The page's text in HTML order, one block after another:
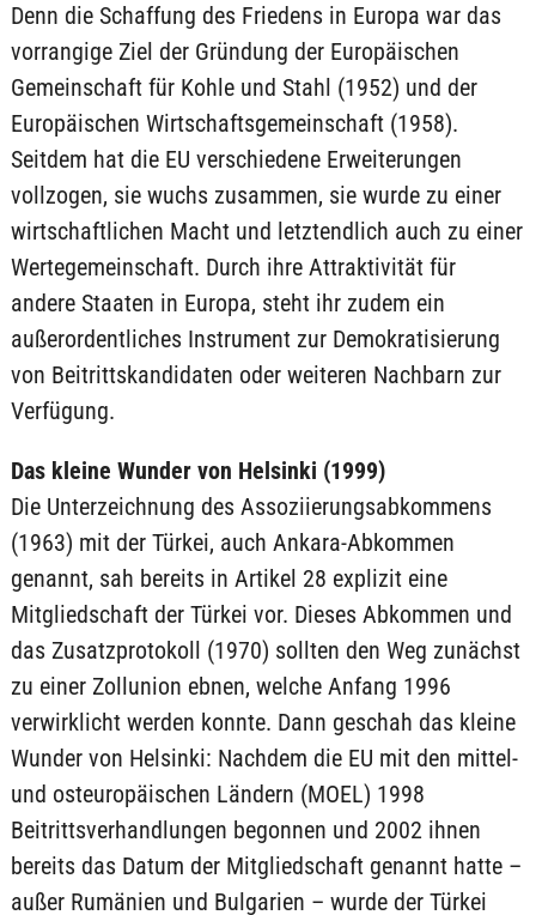
Denn die Schaffung des Friedens in Europa war das
vorrangige Ziel der Gründung der Europäischen
Gemeinschaft für Kohle und Stahl (1952) und der
Europäischen Wirtschaftsgemeinschaft (1958).
Seitdem hat die EU verschiedene Erweiterungen
vollzogen, sie wuchs zusammen, sie wurde zu einer
wirtschaftlichen Macht und letztendlich auch zu einer
Wertegemeinschaft. Durch ihre Attraktivität für
andere Staaten in Europa, steht ihr zudem ein
außerordentliches Instrument zur Demokratisierung
von Beitrittskandidaten oder weiteren Nachbarn zur
Verfügung.
Das kleine Wunder von Helsinki (1999)
Die Unterzeichnung des Assoziierungsabkommens
(1963) mit der Türkei, auch Ankara-Abkommen
genannt, sah bereits in Artikel 28 explizit eine
Mitgliedschaft der Türkei vor. Dieses Abkommen und
das Zusatzprotokoll (1970) sollten den Weg zunächst
zu einer Zollunion ebnen, welche Anfang 1996
verwirklicht werden konnte. Dann geschah das kleine
Wunder von Helsinki: Nachdem die EU mit den mittel-
und osteuropäischen Ländern (MOEL) 1998
Beitrittsverhandlungen begonnen und 2002 ihnen
bereits das Datum der Mitgliedschaft genannt hatte –
außer Rumänien und Bulgarien – wurde der Türkei